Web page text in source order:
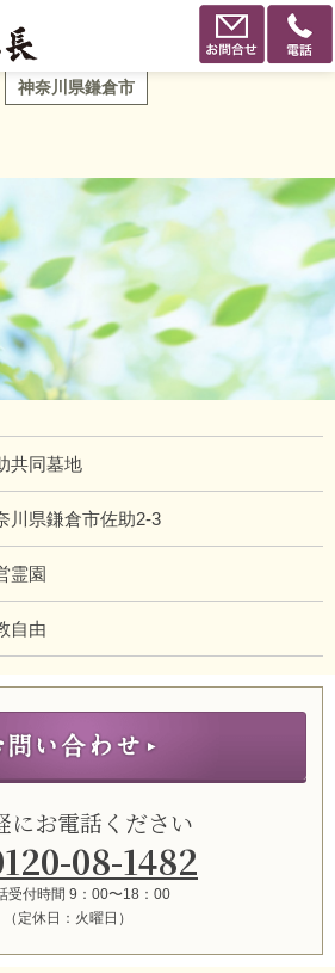
神奈川県鎌倉市
共同墓地
川県鎌倉市佐助2-3
霊園
自由
にお電話ください
08-1482
受付時間 9：00〜18：00
（定休日：火曜日）